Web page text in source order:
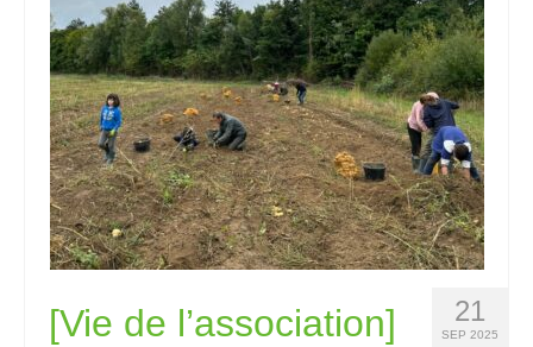
21
SEP 2025
[Vie de l’association]